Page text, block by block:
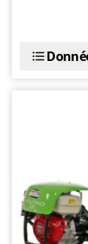
Wiper
Yard
Z
Zanon